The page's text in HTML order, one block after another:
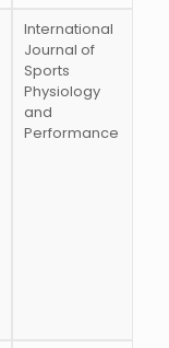
International
Journal of
Sports
Physiology
and
Performance